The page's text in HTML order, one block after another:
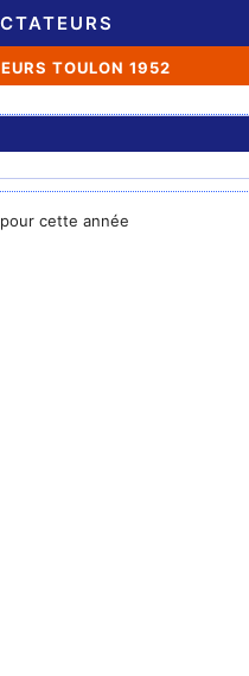
TOULON 1952
cette année